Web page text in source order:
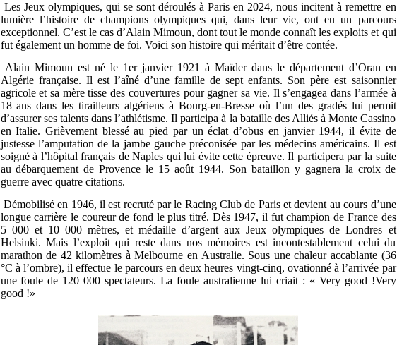
Les Jeux olympiques, qui se sont déroulés à Paris en 2024, nous incitent à remettre en
lumière l’histoire de champions olympiques qui, dans leur vie, ont eu un parcours
exceptionnel. C’est le cas d’Alain Mimoun, dont tout le monde connaît les exploits et qui
fut également un homme de foi. Voici son histoire qui méritait d’être contée.
Alain Mimoun est né le 1er janvier 1921 à Maïder dans le département d’Oran en
Algérie française. Il est l’aîné d’une famille de sept enfants. Son père est saisonnier
agricole et sa mère tisse des couvertures pour gagner sa vie. Il s’engagea dans l’armée à
18 ans dans les tirailleurs algériens à Bourg-en-Bresse où l’un des gradés lui permit
d’assurer ses talents dans l’athlétisme. Il participa à la bataille des Alliés à Monte Cassino
en Italie. Grièvement blessé au pied par un éclat d’obus en janvier 1944, il évite de
justesse l’amputation de la jambe gauche préconisée par les médecins américains. Il est
soigné à l’hôpital français de Naples qui lui évite cette épreuve. Il participera par la suite
au débarquement de Provence le 15 août 1944. Son bataillon y gagnera la croix de
guerre avec quatre citations.
Démobilisé en 1946, il est recruté par le Racing Club de Paris et devient au cours d’une
longue carrière le coureur de fond le plus titré. Dès 1947, il fut champion de France des
5 000 et 10 000 mètres, et médaille d’argent aux Jeux olympiques de Londres et
Helsinki. Mais l’exploit qui reste dans nos mémoires est incontestablement celui du
marathon de 42 kilomètres à Melbourne en Australie. Sous une chaleur accablante (36
°C à l’ombre), il effectue le parcours en deux heures vingt-cinq, ovationné à l’arrivée par
une foule de 120 000 spectateurs. La foule australienne lui criait : « Very good !Very
good !»